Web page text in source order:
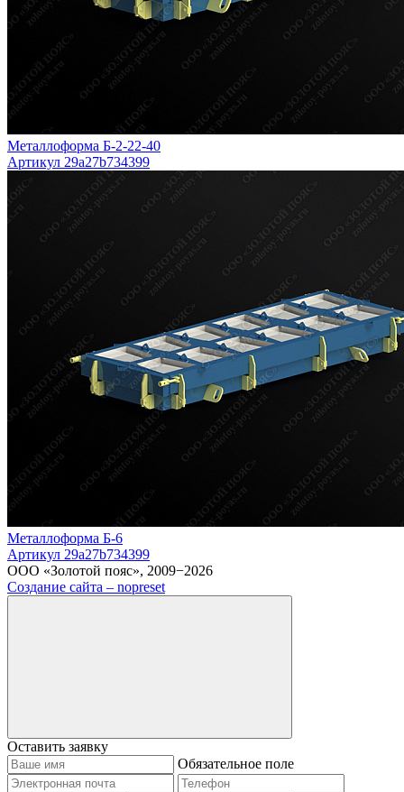
Металлоформа Б-2-22-40
Артикул 29a27b734399
Металлоформа Б-6
Артикул 29a27b734399
ООО «Золотой пояс», 2009−2026
Создание сайта – nopreset
Оставить заявку
Обязательное поле